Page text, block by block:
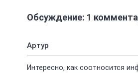
Обсуждение: 1
Артур
Интересно, как соотносится